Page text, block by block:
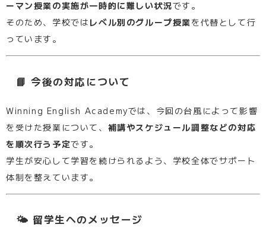
ーマン授業の実施が一時的に難しい状況です。
そのため、学校では レベル別のグループ授業を代替として行
っています。
📘 今後の対応について
Winning English Academyでは、今回の台風によって影響
を受けた授業について、 補講やスケジュール調整などの対応
を順次行う予定です。
学生が安心して学習を続けられるよう、学校全体でサポート
体制を整えています。
🌤 留学生へのメッセージ